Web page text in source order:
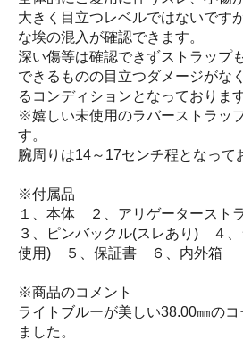
大きく目立つレベルではないです
な埃の混入が確認できます。
深い傷等は確認できずストラップ
できるものの目立つダメージがな
るコンディションとなっております
※嬉しい未使用のラバーストラッ
す。
腕周りは14～17センチ程となって
※付属品
１、本体 ２、アリゲータースト
３、ピンバックル(スレあり) ４
使用) ５、保証書 ６、内外箱
※商品のコメント
ライトブルーが美しい38.00㎜の
ました。